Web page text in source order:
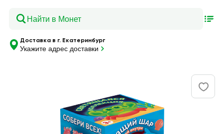
Доставка в г. Екатеринбург
Укажите адрес доставки